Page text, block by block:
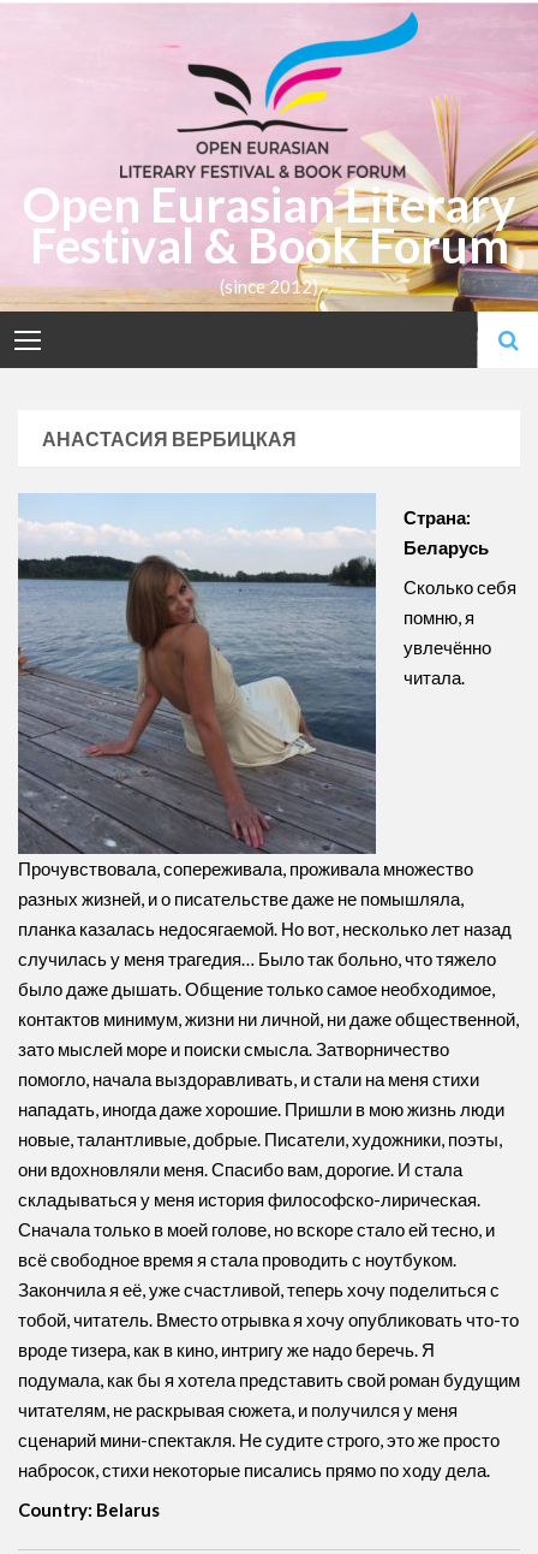
Open Eurasian Literary
Festival & Book Forum
(since 2012)
АНАСТАСИЯ ВЕРБИЦКАЯ
Страна:
Беларусь
Сколько себя
помню, я
увлечённо
читала.
Прочувствовала, сопереживала, проживала множество
разных жизней, и о писательстве даже не помышляла,
планка казалась недосягаемой. Но вот, несколько лет назад
случилась у меня трагедия… Было так больно, что тяжело
было даже дышать. Общение только самое необходимое,
контактов минимум, жизни ни личной, ни даже общественной,
зато мыслей море и поиски смысла. Затворничество
помогло, начала выздоравливать, и стали на меня стихи
нападать, иногда даже хорошие. Пришли в мою жизнь люди
новые, талантливые, добрые. Писатели, художники, поэты,
они вдохновляли меня. Спасибо вам, дорогие. И стала
складываться у меня история философско-лирическая.
Сначала только в моей голове, но вскоре стало ей тесно, и
всё свободное время я стала проводить с ноутбуком.
Закончила я её, уже счастливой, теперь хочу поделиться с
тобой, читатель. Вместо отрывка я хочу опубликовать что-то
вроде тизера, как в кино, интригу же надо беречь. Я
подумала, как бы я хотела представить свой роман будущим
читателям, не раскрывая сюжета, и получился у меня
сценарий мини-спектакля. Не судите строго, это же просто
набросок, стихи некоторые писались прямо по ходу дела.
Country: Belarus